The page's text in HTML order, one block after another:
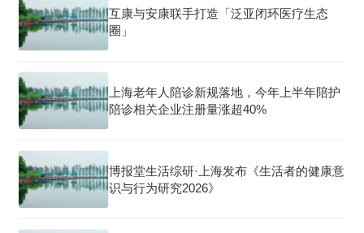
互康与安康联手打造「泛亚闭环医疗生态
圈」
上海老年人陪诊新规落地，今年上半年陪护
陪诊相关企业注册量涨超40%
博报堂生活综研·上海发布《生活者的健康意
识与行为研究2026》